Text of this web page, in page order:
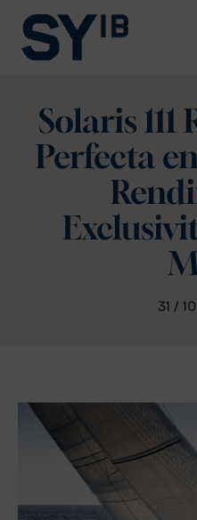
content
Solaris 111
Perfecta
31 /